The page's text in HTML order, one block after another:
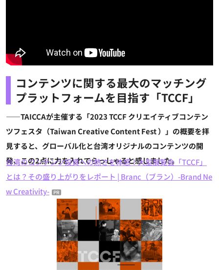
コンテンツに関する最大のマッチング
プラットフォームを目指す「TCCF」
――TAICCAが主催する「2023 TCCF クリエイティブコンテン
ツフェスタ（Taiwan Creative Content Fest ）」の概要を拝
見すると、グローバル化と台湾オリジナルのコンテンツの開
発、この2点に力を入れてらっしゃると感じました。
台湾のコンテンツ投資への熱さを体感！大型展覧会「TCCF」
とは？その盛り上がりをレポート | Branc（ブラン）-Brand Ne
w Creativity- PR